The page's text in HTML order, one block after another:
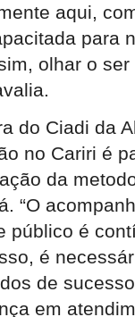
aqui,
para
olhar o
do Ciadi da
no Cariri é
da
“O
público é
é
de
em